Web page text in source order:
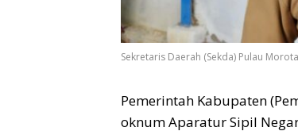
Sekretaris Daerah (Sekda) Pulau
Pemerintah Kabupaten
oknum Aparatur Sipil